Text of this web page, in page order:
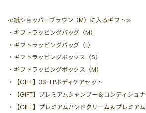
≪紙ショッパーブラウン（M）に入るギフト≫
・ギフトラッピングバッグ（M）
・ギフトラッピングバッグ（L）
・ギフトラッピングボックス（S）
・ギフトラッピングボックス（M）
・【GIFT】3STEPボディケアセット
・【GIFT】プレミアムシャンプー＆コンディショ
・【GIFT】プレミアムハンドクリーム＆プレミア